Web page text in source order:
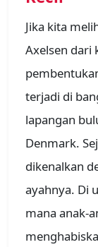
Jika kita
Axelsen dari
terjadi di
lapangan
Denmark.
dikenalkan
ayahnya. Di
mana anak-